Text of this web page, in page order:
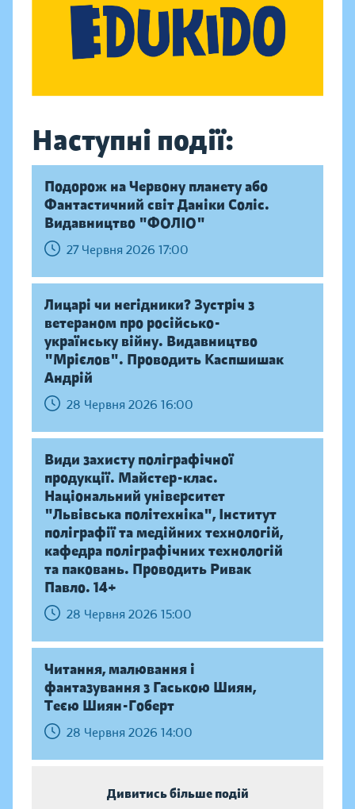
Наступні події:
Подорож на Червону планету або
Фантастичний світ Даніки Соліс.
Видавництво "ФОЛІО"
27 Червня 2026 17:00
Лицарі чи негідники? Зустріч з
ветераном про російсько-
українську війну. Видавництво
"Мрієлов". Проводить Каспшишак
Андрій
28 Червня 2026 16:00
Види захисту поліграфічної
продукції. Майстер-клас.
Національний університет
"Львівська політехніка", Інститут
поліграфії та медійних технологій,
кафедра поліграфічних технологій
та паковань. Проводить Ривак
Павло. 14+
28 Червня 2026 15:00
Читання, малювання і
фантазування з Гаською Шиян,
Теєю Шиян-Гоберт
28 Червня 2026 14:00
Дивитись більше подій